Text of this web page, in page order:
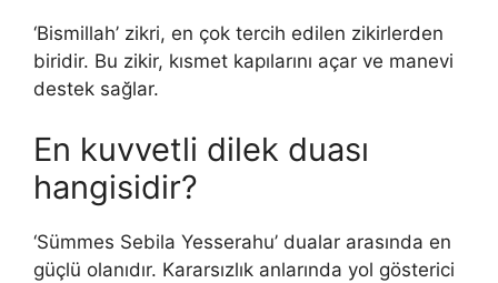
‘Bismillah’ zikri, en çok tercih edilen zikirlerden
biridir. Bu zikir, kısmet kapılarını açar ve manevi
destek sağlar.
En kuvvetli dilek duası
hangisidir?
‘Sümmes Sebila Yesserahu’ dualar arasında en
güçlü olanıdır. Kararsızlık anlarında yol gösterici